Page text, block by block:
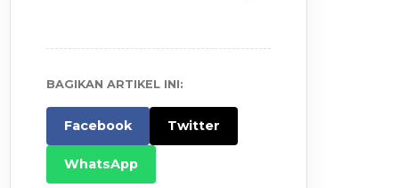
BAGIKAN ARTIKEL INI:
Facebook Twitter
WhatsApp